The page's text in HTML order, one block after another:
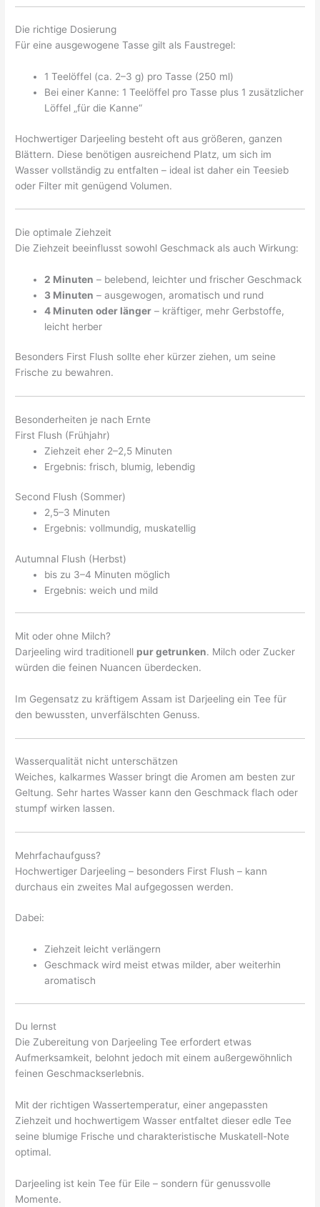
Die richtige Dosierung
Für eine ausgewogene Tasse gilt als Faustregel:
1 Teelöffel (ca. 2–3 g) pro Tasse (250 ml)
Bei einer Kanne: 1 Teelöffel pro Tasse plus 1 zusätzlicher
Löffel „für die Kanne“
Hochwertiger Darjeeling besteht oft aus größeren, ganzen
Blättern. Diese benötigen ausreichend Platz, um sich im
Wasser vollständig zu entfalten – ideal ist daher ein Teesieb
oder Filter mit genügend Volumen.
Die optimale Ziehzeit
Die Ziehzeit beeinflusst sowohl Geschmack als auch Wirkung:
2 Minuten – belebend, leichter und frischer Geschmack
3 Minuten – ausgewogen, aromatisch und rund
4 Minuten oder länger – kräftiger, mehr Gerbstoffe,
leicht herber
Besonders First Flush sollte eher kürzer ziehen, um seine
Frische zu bewahren.
Besonderheiten je nach Ernte
First Flush (Frühjahr)
Ziehzeit eher 2–2,5 Minuten
Ergebnis: frisch, blumig, lebendig
Second Flush (Sommer)
2,5–3 Minuten
Ergebnis: vollmundig, muskatellig
Autumnal Flush (Herbst)
bis zu 3–4 Minuten möglich
Ergebnis: weich und mild
Mit oder ohne Milch?
Darjeeling wird traditionell pur getrunken. Milch oder Zucker
würden die feinen Nuancen überdecken.
Im Gegensatz zu kräftigem Assam ist Darjeeling ein Tee für
den bewussten, unverfälschten Genuss.
Wasserqualität nicht unterschätzen
Weiches, kalkarmes Wasser bringt die Aromen am besten zur
Geltung. Sehr hartes Wasser kann den Geschmack flach oder
stumpf wirken lassen.
Mehrfachaufguss?
Hochwertiger Darjeeling – besonders First Flush – kann
durchaus ein zweites Mal aufgegossen werden.
Dabei:
Ziehzeit leicht verlängern
Geschmack wird meist etwas milder, aber weiterhin
aromatisch
Du lernst
Die Zubereitung von Darjeeling Tee erfordert etwas
Aufmerksamkeit, belohnt jedoch mit einem außergewöhnlich
feinen Geschmackserlebnis.
Mit der richtigen Wassertemperatur, einer angepassten
Ziehzeit und hochwertigem Wasser entfaltet dieser edle Tee
seine blumige Frische und charakteristische Muskatell-Note
optimal.
Darjeeling ist kein Tee für Eile – sondern für genussvolle
Momente.